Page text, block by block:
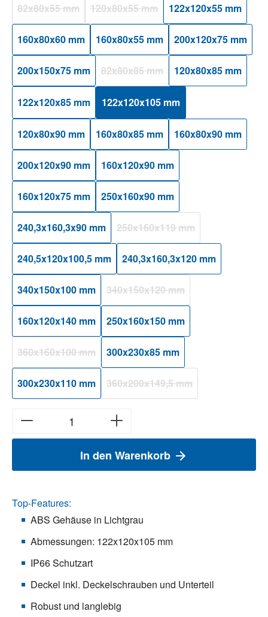
82x80x55 mm(Diese Option ist zurzeit nicht verfügbar.)
120x80x55 mm(Diese Option ist zurzeit nicht verfügbar.)
122x120x55 mm
160x80x60 mm 160x80x55 mm 200x120x75 mm
200x150x75 mm 82x80x85 mm(Diese Option ist zurzeit nicht
120x80x85 mm
122x120x85 mm 122x120x105 mm
120x80x90 mm 160x80x85 mm 160x80x90 mm
200x120x90 mm 160x120x90 mm
160x120x75 mm 250x160x90 mm
240,3x160,3x90 mm 250x160x119 mm(Diese Option ist zurzeit nicht
240,5x120x100,5 mm 240,3x160,3x120 mm
340x150x100 mm 340x150x120 mm(Diese Option ist zurzeit nicht
160x120x140 mm 250x160x150 mm
360x160x100 mm(Diese Option ist zurzeit nicht verfügbar.)
300x230x85 mm
300x230x110 mm 360x200x149,5 mm(Diese Option ist zurzeit nicht
In den Warenkorb
Top-Features:
ABS Gehäuse in Lichtgrau
Abmessungen: 122x120x105 mm
IP66 Schutzart
Deckel inkl. Deckelschrauben und Unterteil
Robust und langlebig